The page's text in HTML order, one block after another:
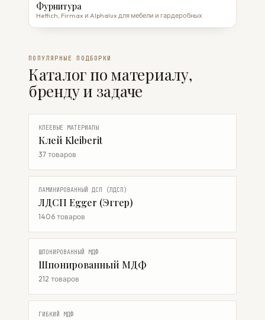
Фурнитура
Hettich, Firmax и Alphalux для мебели и гардеробных
ПОПУЛЯРНЫЕ ПОДБОРКИ
Каталог по материалу,
бренду и задаче
КЛЕЕВЫЕ МАТЕРИАЛЫ
Клей Kleiberit
37 товаров
ЛАМИНИРОВАННЫЙ ДСП (ЛДСП)
ЛДСП Egger (Эггер)
1406 товаров
ШПОНИРОВАННЫЙ МДФ
Шпонированный МДФ
212 товаров
ГИБКИЙ МДФ